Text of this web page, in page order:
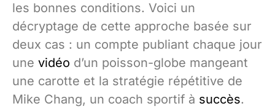
les bonnes conditions. Voici un
décryptage de cette approche basée sur
deux cas : un compte publiant chaque jour
une vidéo d’un poisson-globe mangeant
une carotte et la stratégie répétitive de
Mike Chang, un coach sportif à succès.